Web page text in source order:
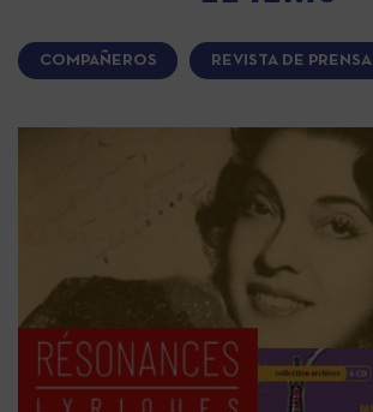
COMPAÑEROS REVISTA DE PRENSA